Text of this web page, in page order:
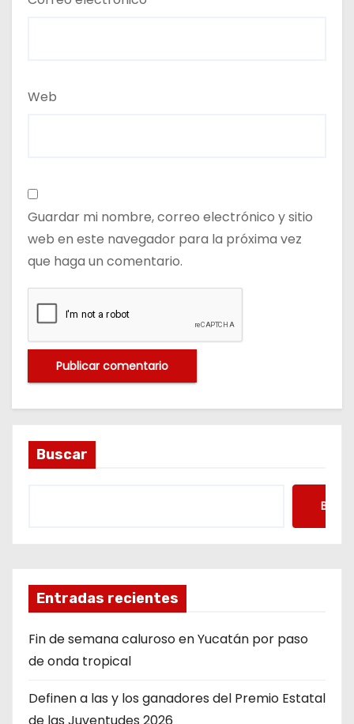
Web
Guardar mi nombre, correo electrónico y sitio
web en este navegador para la próxima vez
que haga un comentario.
Buscar
Entradas recientes
Fin de semana caluroso en Yucatán por paso
de onda tropical
Definen a las y los ganadores del Premio Estatal
de las Juventudes 2026